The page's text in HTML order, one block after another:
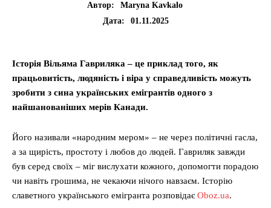
Автор:
Maryna Kavkalo
Дата:
01.11.2025
Історія Вільяма Гавриляка – це приклад того, як
працьовитість, людяність і віра у справедливість можуть
зробити з сина українських емігрантів одного з
найшанованіших мерів Канади.
Його називали «народним мером» – не через політичні гасла,
а за щирість, простоту і любов до людей. Гавриляк завжди
був серед своїх – міг вислухати кожного, допомогти порадою
чи навіть грошима, не чекаючи нічого навзаєм. Історію
славетного українського емігранта розповідаєOboz.ua.